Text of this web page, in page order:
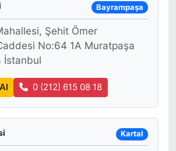
Bayrampaşa
Şehit Ömer
No:64 1A Muratpaşa
İstanbul
0 (212) 615 08 18
Kartal